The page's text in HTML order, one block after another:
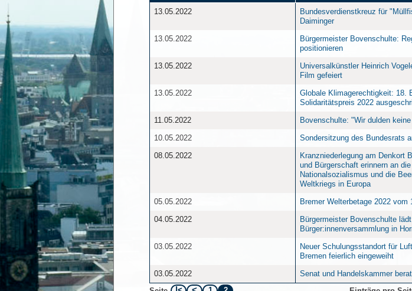
13.05.2022
Bundesverdienstkreuz für
Daiminger
13.05.2022
Bürgermeister Bovenschulte:
positionieren
13.05.2022
Universalkünstler Heinrich
Film gefeiert
13.05.2022
Globale Klimagerechtigkeit: 18.
Solidaritätspreis 2022
11.05.2022
Bovenschulte: "Wir dulden
10.05.2022
Sondersitzung des Bundesrats
08.05.2022
Kranzniederlegung am Denkort
und Bürgerschaft erinnern an
Nationalsozialismus und die
Weltkriegs in Europa
05.05.2022
Bremer Welterbetage 2022
04.05.2022
Bürgermeister Bovenschulte
Bürger:innenversammlung in
03.05.2022
Neuer Schulungsstandort für
Bremen feierlich eingeweiht
03.05.2022
Senat und Handelskammer